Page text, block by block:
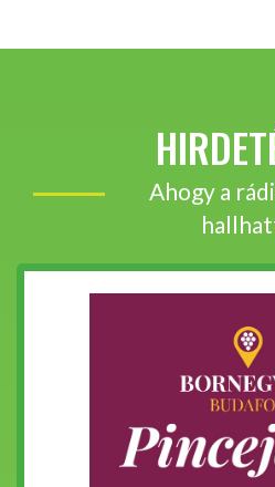
Ahogy a